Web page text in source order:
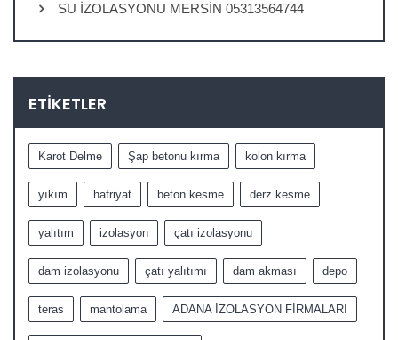
SU İZOLASYONU MERSİN 05313564744
ETIKETLER
Karot Delme Şap betonu kırma kolon kırma
yıkım hafriyat beton kesme derz kesme
yalıtım izolasyon çatı izolasyonu
dam izolasyonu çatı yalıtımı dam akması depo
teras mantolama ADANA İZOLASYON FİRMALARI